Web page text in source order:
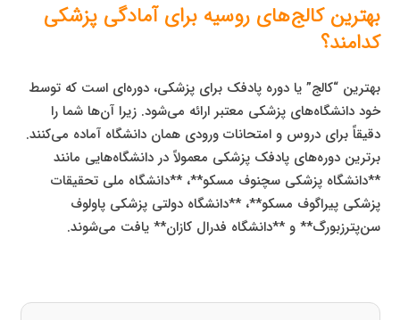
بهترین کالج‌های روسیه برای آمادگی پزشکی
کدامند؟
بهترین “کالج” یا دوره پادفک برای پزشکی، دوره‌ای است که توسط
خود دانشگاه‌های پزشکی معتبر ارائه می‌شود. زیرا آن‌ها شما را
دقیقاً برای دروس و امتحانات ورودی همان دانشگاه آماده می‌کنند.
برترین دوره‌های پادفک پزشکی معمولاً در دانشگاه‌هایی مانند
**دانشگاه پزشکی سچنوف مسکو**، **دانشگاه ملی تحقیقات
پزشکی پیراگوف مسکو**، **دانشگاه دولتی پزشکی پاولوف
سن‌پترزبورگ** و **دانشگاه فدرال کازان** یافت می‌شوند.